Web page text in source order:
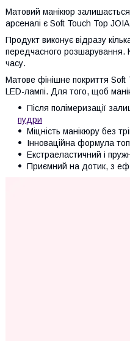
Матовий манікюр
арсеналі є Soft Touch Top
Продукт виконує відразу
передчасного розшарування.
часу.
Матове фінішне покриття
LED-лампі. Для того, щоб
Після полімеризації
пудри
Міцність манікюру без
Інноваційна формула
Екстраеластичний і
Приємний на дотик, з